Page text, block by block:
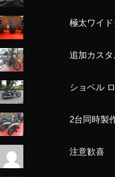
極太ワイド
追加カス
ショベル
2台同時製
注意歓喜